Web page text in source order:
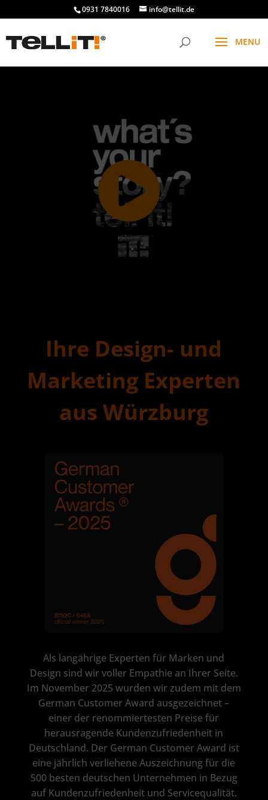
0931 7840016 info@tellit.de
Ihre Design- und
Marketing Experten
aus Würzburg
Als langährige Experten für Marken und
Design sind wir voller Empathie an Ihrer Seite.
Im November 2025 wurden wir zudem mit dem
German Customer Award ausgezeichnet –
einer der renommiertesten Preise für
herausragende Kundenzufriedenheit in
Deutschland. Der German Customer Award ist
eine jährlich verliehene Auszeichnung für die
500 besten deutschen Unternehmen in Bezug
auf Kundenzufriedenheit und Servicequalität.